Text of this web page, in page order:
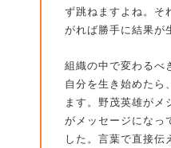
ず跳ねますよね。そ
がれば勝手に結果が
組織の中で変わるべ
自分を生き始めたら
ます。野茂英雄がメ
がメッセージになっ
した。言葉で直接伝